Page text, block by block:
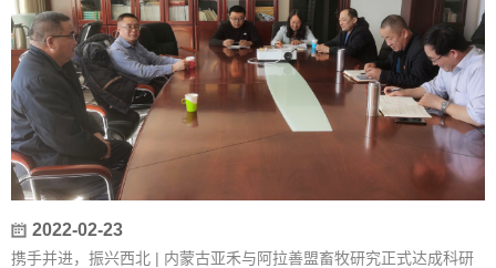
2022-02-23
携手并进，振兴西北 | 内蒙古亚禾与阿拉善盟畜牧研究正式达成科研